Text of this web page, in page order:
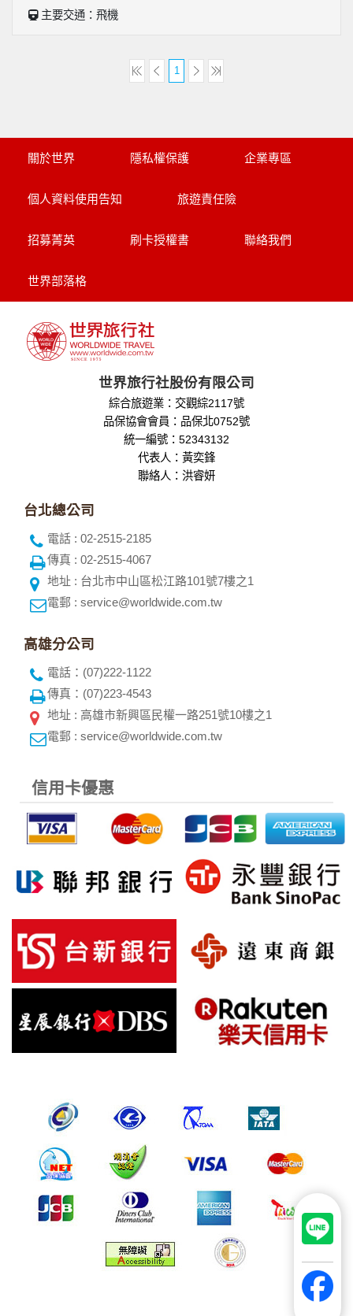
主要交通：飛機
1
關於世界 隱私權保護 企業專區
個人資料使用告知 旅遊責任險
招募菁英 刷卡授權書 聯絡我們
世界部落格
世界旅行社股份有限公司
綜合旅遊業：交觀綜2117號
品保協會會員：品保北0752號
統一編號：52343132
代表人：黃奕鋒
聯絡人：洪睿妍
台北總公司
電話 : 02-2515-2185
傳真 : 02-2515-4067
地址 : 台北市中山區松江路101號7樓之1
電郵 : service@worldwide.com.tw
高雄分公司
電話：(07)222-1122
傳真：(07)223-4543
地址 : 高雄市新興區民權一路251號10樓之1
電郵 : service@worldwide.com.tw
信用卡優惠